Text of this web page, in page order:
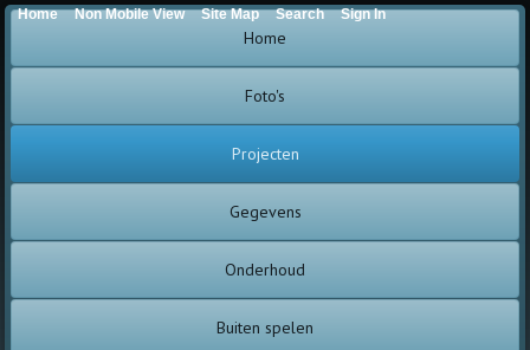
Home
Foto's
Projecten
Gegevens
Onderhoud
Buiten spelen
Home Non Mobile View Site Map Search Sign In